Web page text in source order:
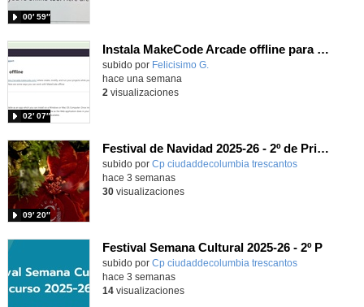
00′ 59″
Instala MakeCode Arcade offline para programar grandes juegos sin necesidad de Internet
Contenido educativo.
subido por Felicisimo G.
02′ 07″
hace una semana
2 visualizaciones
Festival de Navidad 2025-26 - 2º de Primaria
subido por Cp ciudaddecolumbia trescantos
09′ 20″
-
hace 3 semanas
30visualizaciones
Festival Semana Cultural 2025-26 - 2º P
subido por Cp ciudaddecolumbia trescantos-
hace 3 semanas
14visualizaciones